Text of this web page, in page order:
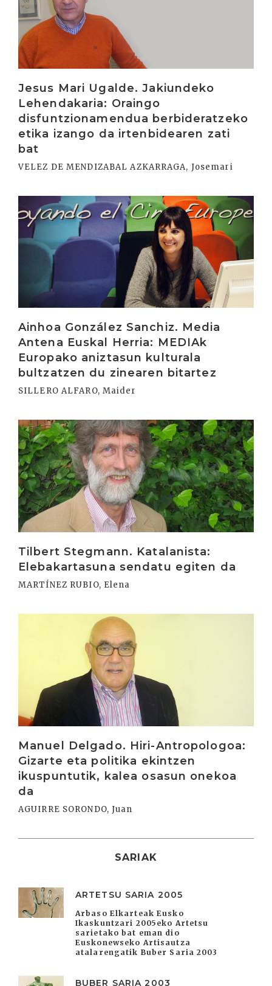
Jesus Mari Ugalde. Jakiundeko
Lehendakaria: Oraingo
disfuntzionamendua berbideratzeko
etika izango da irtenbidearen zati
bat
VELEZ DE MENDIZABAL AZKARRAGA, Josemari
Ainhoa González Sanchiz. Media
Antena Euskal Herria: MEDIAk
Europako aniztasun kulturala
bultzatzen du zinearen bitartez
SILLERO ALFARO, Maider
Irakurri
Tilbert Stegmann. Katalanista:
Elebakartasuna sendatu egiten da
MARTÍNEZ RUBIO, Elena
Irakurri
Manuel Delgado. Hiri-Antropologoa:
Gizarte eta politika ekintzen
ikuspuntutik, kalea osasun onekoa
da
AGUIRRE SORONDO, Juan
SARIAK
ARTETSU SARIA 2005
Arbaso Elkarteak Eusko
Ikaskuntzari 2005eko Artetsu
sarietako bat eman dio
Euskonewseko Artisautza
atalarengatik Buber Saria 2003
BUBER SARIA 2003